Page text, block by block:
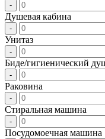
-
Душевая кабина
-
Унитаз
-
Биде/гигиенический
-
Раковина
-
Стиральная машина
-
Посудомоечная машина